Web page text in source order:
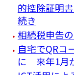
的控除証明
続き
相続税申告
自宅でQRコ
に 来年1月